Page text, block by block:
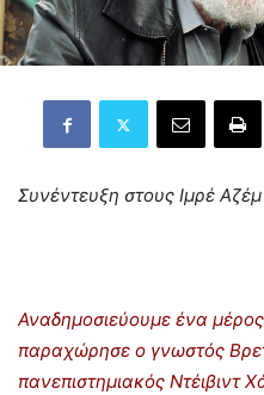
Συνέντευξη στους Ιμρέ Αζέμ
Αναδημοσιεύουμε ένα
παραχώρησε ο γνωστός
πανεπιστημιακός Ντέιβιντ